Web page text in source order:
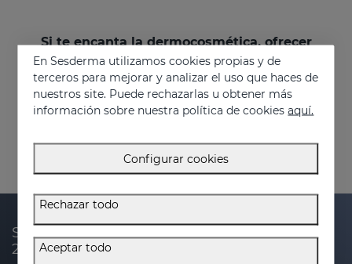
Si te encanta la dermocosmética, ofrecer
soluciones a los problemas de las personas y
quieres trabajar en un entorno multinacional y
multicultural, ¡únete a nosotros!
recruitment@sesderma.com
Suscríbete a nuestra newsletter y recibe un
20% de descuento en tu próxima compra
En Sesderma utilizamos cookies propias y de
terceros para mejorar y analizar el uso que haces de
nuestros site. Puede rechazarlas u obtener más
información sobre nuestra política de cookiesaquí.
Configurar cookies
Rechazar todo
Aceptar todo